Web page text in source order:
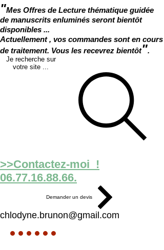
"Mes Offres de Lecture thématique guidée
de manuscrits enluminés seront bientôt
disponibles ...
Actuellement , vos commandes sont en cours
de traitement. Vous les recevrez bientôt".
Je recherche sur
votre site ...
>>Contactez-moi !
06.77.16.88.66.
Demander un devis
chlodyne.brunon@gmail.com